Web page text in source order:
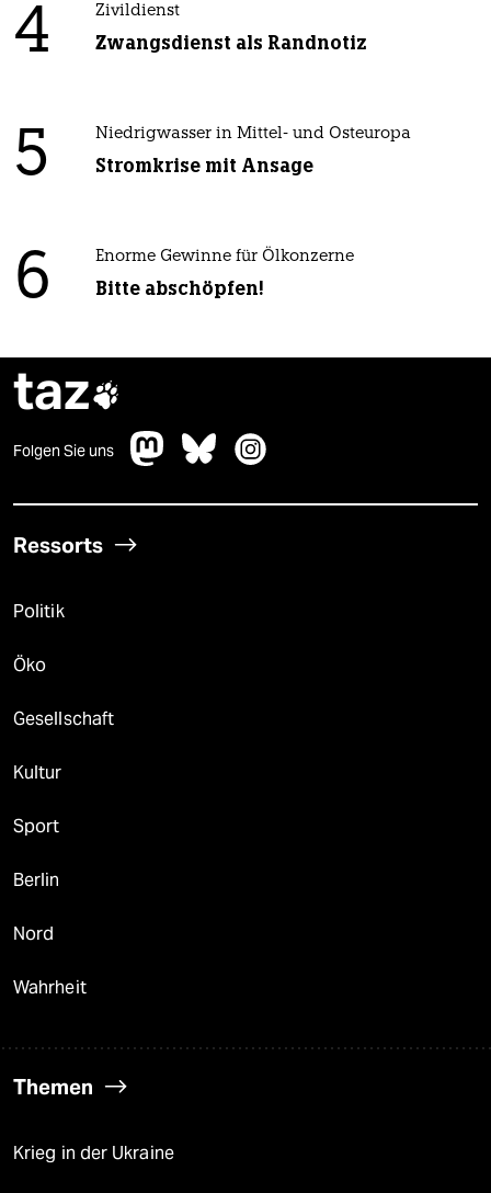
4 Zivildienst
Zwangsdienst als Randnotiz
5 Niedrigwasser in Mittel- und Osteuropa
Stromkrise mit Ansage
6 Enorme Gewinne für Ölkonzerne
Bitte abschöpfen!
taz
Folgen Sie uns
Ressorts
Politik
Öko
Gesellschaft
Kultur
Sport
Berlin
Nord
Wahrheit
Themen
Krieg in der Ukraine